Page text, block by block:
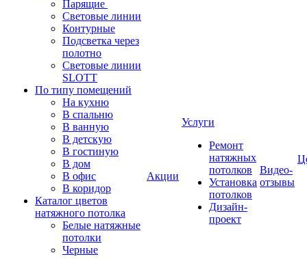
Парящие
Световые линии
Контурные
Подсветка через
полотно
Световые линии
SLOTT
По типу помещений
На кухню
В спальню
В ванную
В детскую
В гостиную
В дом
В офис
В коридор
Каталог цветов
натяжного потолка
Белые натяжные
потолки
Черные
Акции
Услуги
Ремонт
натяжных
потолков
Установка
потолков
Дизайн-
проект
Видео-
отзывы